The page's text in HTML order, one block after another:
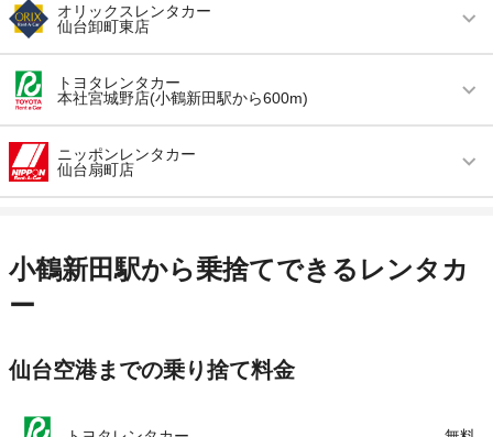
オリックスレンタカー
仙台卸町東店
営業時間
(月〜金) 08:00 ～ 19:00 / (土・日・祝) 08:00 ～
18:00
アクセス 仙台東ICより車で約5分（送迎なし）
住所 仙台市若林区鶴代町１－３３
この店舗でレンタカーを探す
トヨタレンタカー
本社宮城野店(小鶴新田駅から600m)
営業時間 毎日 08:00 ～ 19:00
アクセス 小鶴新田駅より徒歩で約10分（送迎なし）
店舗詳細 店舗詳細ページはこちら
ニッポンレンタカー
仙台扇町店
アクセス 最寄り空港より車で約7分（送迎なし）
小鶴新田駅から乗捨てできるレンタカ
ー
仙台空港までの乗り捨て料金